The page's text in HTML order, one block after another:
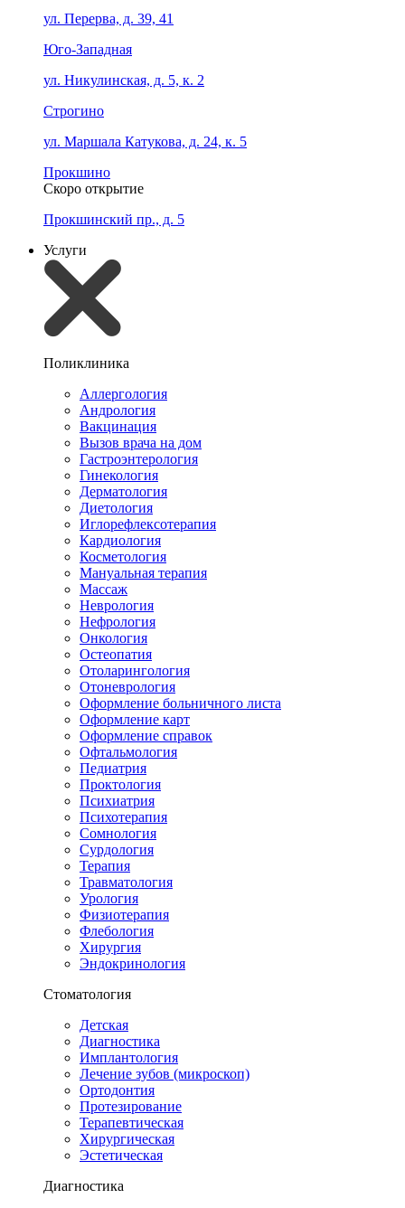
ул. Перерва, д. 39, 41
Юго-Западная
ул. Никулинская, д. 5, к. 2
Строгино
ул. Маршала Катукова, д. 24, к. 5
Прокшино
Скоро открытие
Прокшинский пр., д. 5
Услуги
Поликлиника
Аллергология
Андрология
Вакцинация
Вызов врача на дом
Гастроэнтерология
Гинекология
Дерматология
Диетология
Иглорефлексотерапия
Кардиология
Косметология
Мануальная терапия
Массаж
Неврология
Нефрология
Онкология
Остеопатия
Отоларингология
Отоневрология
Оформление больничного листа
Оформление карт
Оформление справок
Офтальмология
Педиатрия
Проктология
Психиатрия
Психотерапия
Сомнология
Сурдология
Терапия
Травматология
Урология
Физиотерапия
Флебология
Хирургия
Эндокринология
Стоматология
Детская
Диагностика
Имплантология
Лечение зубов (микроскоп)
Ортодонтия
Протезирование
Терапевтическая
Хирургическая
Эстетическая
Диагностика